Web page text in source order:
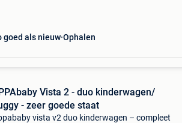
goed als nieuw Ophalen
Vista 2 - duo kinderwagen/
- zeer goede staat
vista v2 duo kinderwagen – compleet